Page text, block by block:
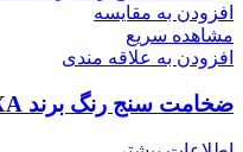
افزودن به مقایسه
مشاهده سریع
افزودن به علاقه مندی
ضخامت سنج رنگ برند YOWEXA مدل EC-900